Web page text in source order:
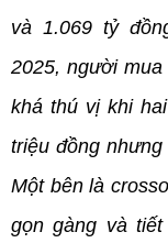
và 1.069 tỷ
2025, người
khá thú vị khi
triệu đồng
Một bên là
gọn gàng và